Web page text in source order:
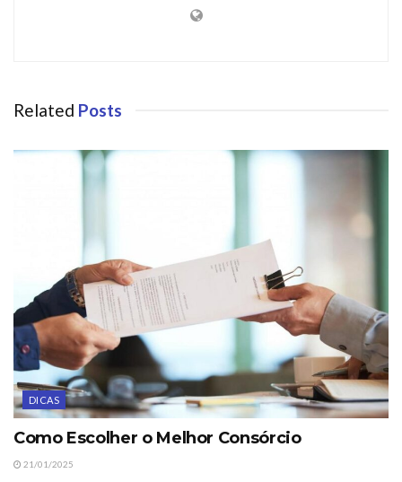
Related Posts
DICAS
Como Escolher o Melhor Consórcio
21/01/2025